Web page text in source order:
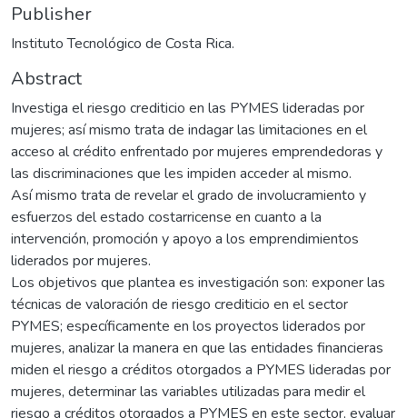
Publisher
Instituto Tecnológico de Costa Rica.
Abstract
Investiga el riesgo crediticio en las PYMES lideradas por
mujeres; así mismo trata de indagar las limitaciones en el
acceso al crédito enfrentado por mujeres emprendedoras y
las discriminaciones que les impiden acceder al mismo.
Así mismo trata de revelar el grado de involucramiento y
esfuerzos del estado costarricense en cuanto a la
intervención, promoción y apoyo a los emprendimientos
liderados por mujeres.
Los objetivos que plantea es investigación son: exponer las
técnicas de valoración de riesgo crediticio en el sector
PYMES; específicamente en los proyectos liderados por
mujeres, analizar la manera en que las entidades financieras
miden el riesgo a créditos otorgados a PYMES lideradas por
mujeres, determinar las variables utilizadas para medir el
riesgo a créditos otorgados a PYMES en este sector, evaluar